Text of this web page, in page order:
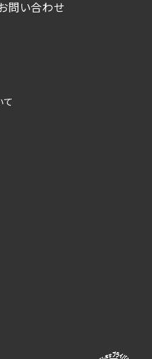
問い合わせ
て